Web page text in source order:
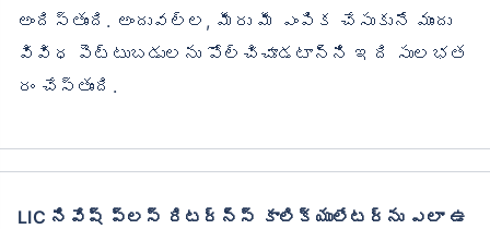
అందిస్తుంది. అందువల్ల, మీరు మీ ఎంపిక చేసుకునే ముందు
వివిధ పెట్టుబడులను పోల్చిచూడటాన్ని ఇది సులభత
రం చేస్తుంది.
LIC నివేష్ ప్లస్ రిటర్న్స్ కాలిక్యులేటర్‌ను ఎలా ఉ